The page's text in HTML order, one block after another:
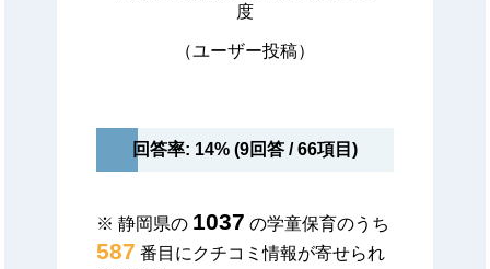
度
（ユーザー投稿）
回答率: 14% (9回答 / 66項目)
※ 静岡県の 1037 の学童保育のうち
587 番目にクチコミ情報が寄せられ